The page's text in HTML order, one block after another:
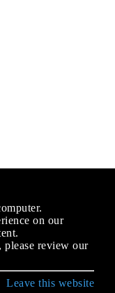
on our
please review our
Leave this website